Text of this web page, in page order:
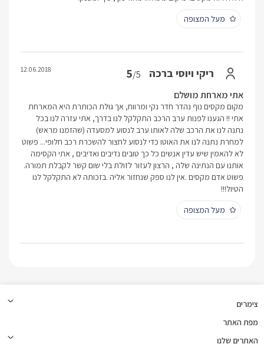
מעל המצופה
ריקי ויוסי ברכה 5/5
12.06.2018
אתי מארחת מושלם
מקום מקסים נוף נהדר חדר נקי ומרווח, אך גולת הכותרת היא המארחת
אתי !! הגענו לפנות ערב הרכב התקלקל לנו בדרך, אתי עזרה לנו בכל
נתנה לנו את הרכב שלה לאותו ערב לנסוע למסעדה (שהזמנו מראש)
למחרת נתנה לנו את האוטו כדי לנסוע לחצור להשכרת רכב חלופי... פשוט
לא להאמין שיש עדין אנשים כל כך טובים נדיבים ואדיבים , אתי הקסימה
אותנו עם הנתינה שלה , הרצון לעזור לזולת בלי שום קשר לקבלת תמורה.
פשוט אדם מקסים .אין לנו ספק שנחזור אליה .בזכותה לא התקלקל לנו
הטיול!!!
מעל המצופה
צימרים
מפת האתר
האתרים שלנו